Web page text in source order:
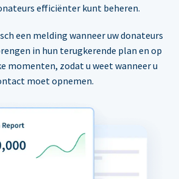
efficiënter kunt beheren.
een melding wanneer uw donateurs
in hun terugkerende plan en op
momenten, zodat u weet wanneer u
moet opnemen.